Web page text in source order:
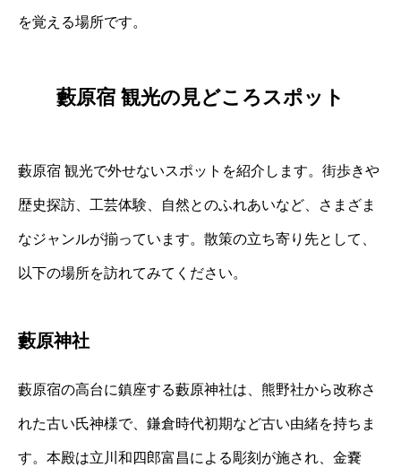
を覚える場所です。
藪原宿 観光の見どころスポット
藪原宿 観光で外せないスポットを紹介します。街歩きや
歴史探訪、工芸体験、自然とのふれあいなど、さまざま
なジャンルが揃っています。散策の立ち寄り先として、
以下の場所を訪れてみてください。
藪原神社
藪原宿の高台に鎮座する藪原神社は、熊野社から改称さ
れた古い氏神様で、鎌倉時代初期など古い由緒を持ちま
す。本殿は立川和四郎富昌による彫刻が施され、金嚢